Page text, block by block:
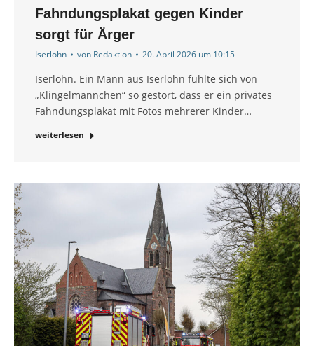
Fahndungsplakat gegen Kinder
sorgt für Ärger
Iserlohn von Redaktion 20. April 2026 um 10:15
Iserlohn. Ein Mann aus Iserlohn fühlte sich von
„Klingelmännchen“ so gestört, dass er ein privates
Fahndungsplakat mit Fotos mehrerer Kinder…
weiterlesen